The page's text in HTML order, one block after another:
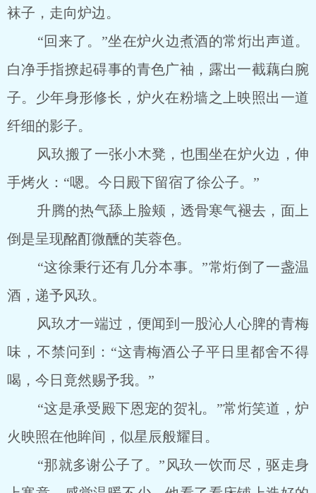
袜子，走向炉边。
“回来了。”坐在炉火边煮酒的常烆出声道。
白净手指撩起碍事的青色广袖，露出一截藕白腕
子。少年身形修长，炉火在粉墙之上映照出一道
纤细的影子。
风玖搬了一张小木凳，也围坐在炉火边，伸
手烤火：“嗯。今日殿下留宿了徐公子。”
升腾的热气舔上脸颊，透骨寒气褪去，面上
倒是呈现酩酊微醺的芙蓉色。
“这徐秉行还有几分本事。”常烆倒了一盏温
酒，递予风玖。
风玖才一端过，便闻到一股沁人心脾的青梅
味，不禁问到：“这青梅酒公子平日里都舍不得
喝，今日竟然赐予我。”
“这是承受殿下恩宠的贺礼。”常烆笑道，炉
火映照在他眸间，似星辰般耀目。
“那就多谢公子了。”风玖一饮而尽，驱走身